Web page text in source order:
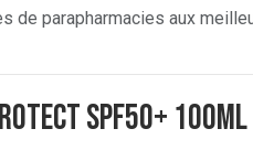
de parapharmacies aux
SPF50+ 100ml